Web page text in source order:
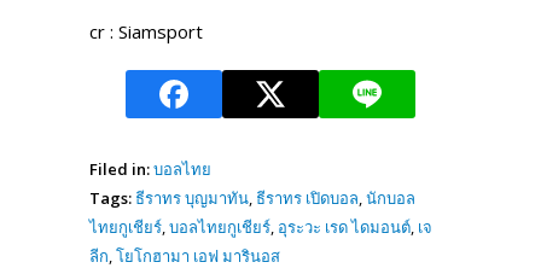
cr : Siamsport
Filed in:บอลไทย
Tags: ธีราทร บุญมาทัน, ธีราทร เปิดบอล,นักบอล
ไทยกูเชียร์,บอลไทยกูเชียร์, อุระวะ เรด ไดมอนต์, เจ
ลีก,โยโกฮามา เอฟ มารินอส